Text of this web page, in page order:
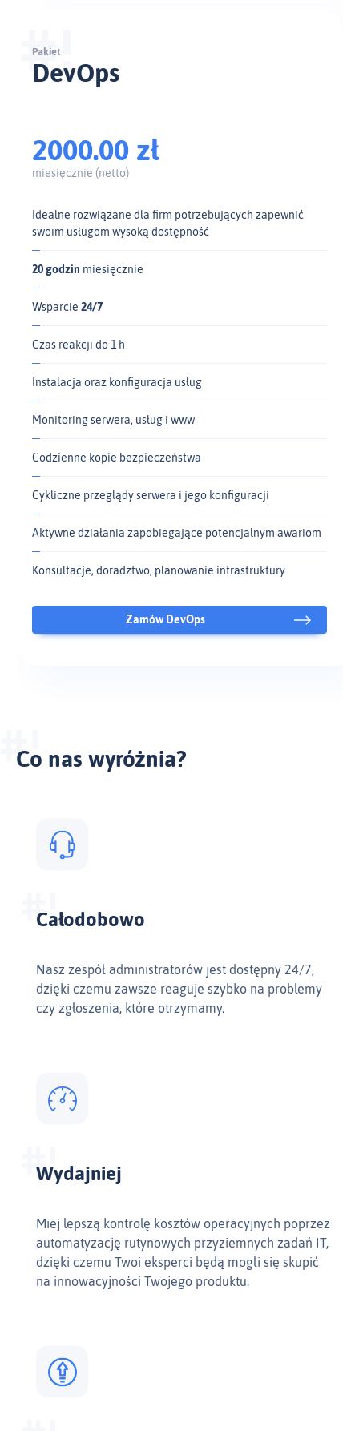
DevOps
Pakiet
2000.00 zł
miesięcznie (netto)
Idealne rozwiązane dla firm potrzebujących zapewnić
swoim usługom wysoką dostępność
20 godzin miesięcznie
Wsparcie 24/7
Czas reakcji do 1 h
Instalacja oraz konfiguracja usług
Monitoring serwera, usług i www
Codzienne kopie bezpieczeństwa
Cykliczne przeglądy serwera i jego konfiguracji
Aktywne działania zapobiegające potencjalnym awariom
Konsultacje, doradztwo, planowanie infrastruktury
Zamów DevOps
Co nas wyróżnia?
Całodobowo
Nasz zespół administratorów jest dostępny 24/7,
dzięki czemu zawsze reaguje szybko na problemy
czy zgłoszenia, które otrzymamy.
Wydajniej
Miej lepszą kontrolę kosztów operacyjnych poprzez
automatyzację rutynowych przyziemnych zadań IT,
dzięki czemu Twoi eksperci będą mogli się skupić
na innowacyjności Twojego produktu.